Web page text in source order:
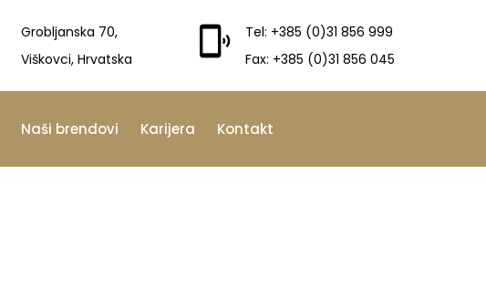
Grobljanska 70,
Viškovci, Hrvatska
Tel: +385 (0)31 856 999
Fax: +385 (0)31 856 045
Naši brendovi Karijera Kontakt